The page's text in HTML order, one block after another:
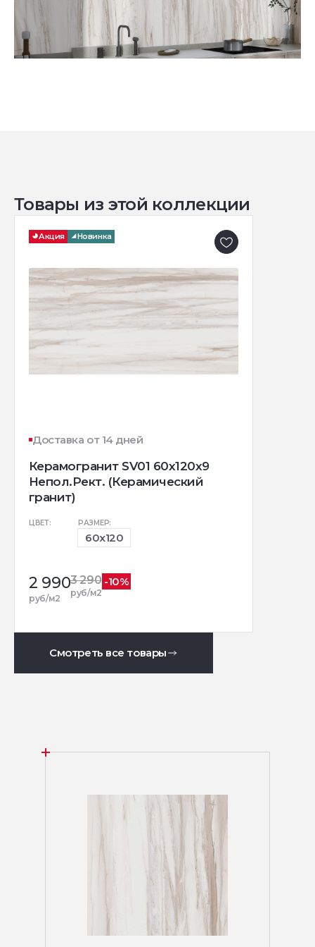
Товары из этой коллекции
Акция Новинка
Доставка от 14 дней
Керамогранит SV01 60x120x9
Непол.Рект. (Керамический
гранит)
ЦВЕТ: РАЗМЕР:
60x120
2 990
руб/м2
3 290
руб/м2
-10%
Смотреть все товары